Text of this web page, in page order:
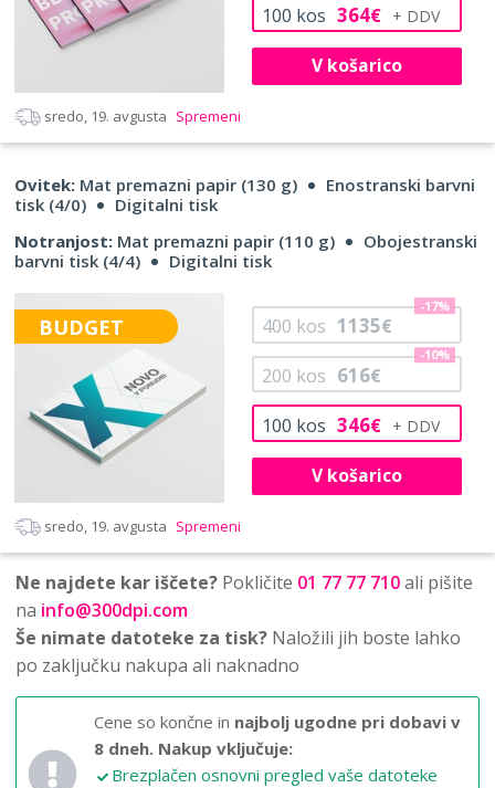
100 kos 364€
V košarico
sredo, 19. avgusta Spremeni
Ovitek: Mat premazni papir (130 g)
Enostranski barvni
tisk (4/0)
Digitalni tisk
Notranjost: Mat premazni papir (110 g)
Obojestranski
barvni tisk (4/4)
Digitalni tisk
BUDGET
100 kos 346€
200 kos 616€
-10%
400 kos 1135€
-17%
V košarico
sredo, 19. avgusta Spremeni
Ne najdete kar iščete? Pokličite 01 77 77 710ali pišite
na info@300dpi.com
Še nimate datoteke za tisk? Naložili jih boste lahko
po zaključku nakupa ali naknadno
Cene so končne in najbolj ugodne pri dobavi v
8 dneh. Nakup vključuje:
Brezplačen osnovni pregled vaše datoteke